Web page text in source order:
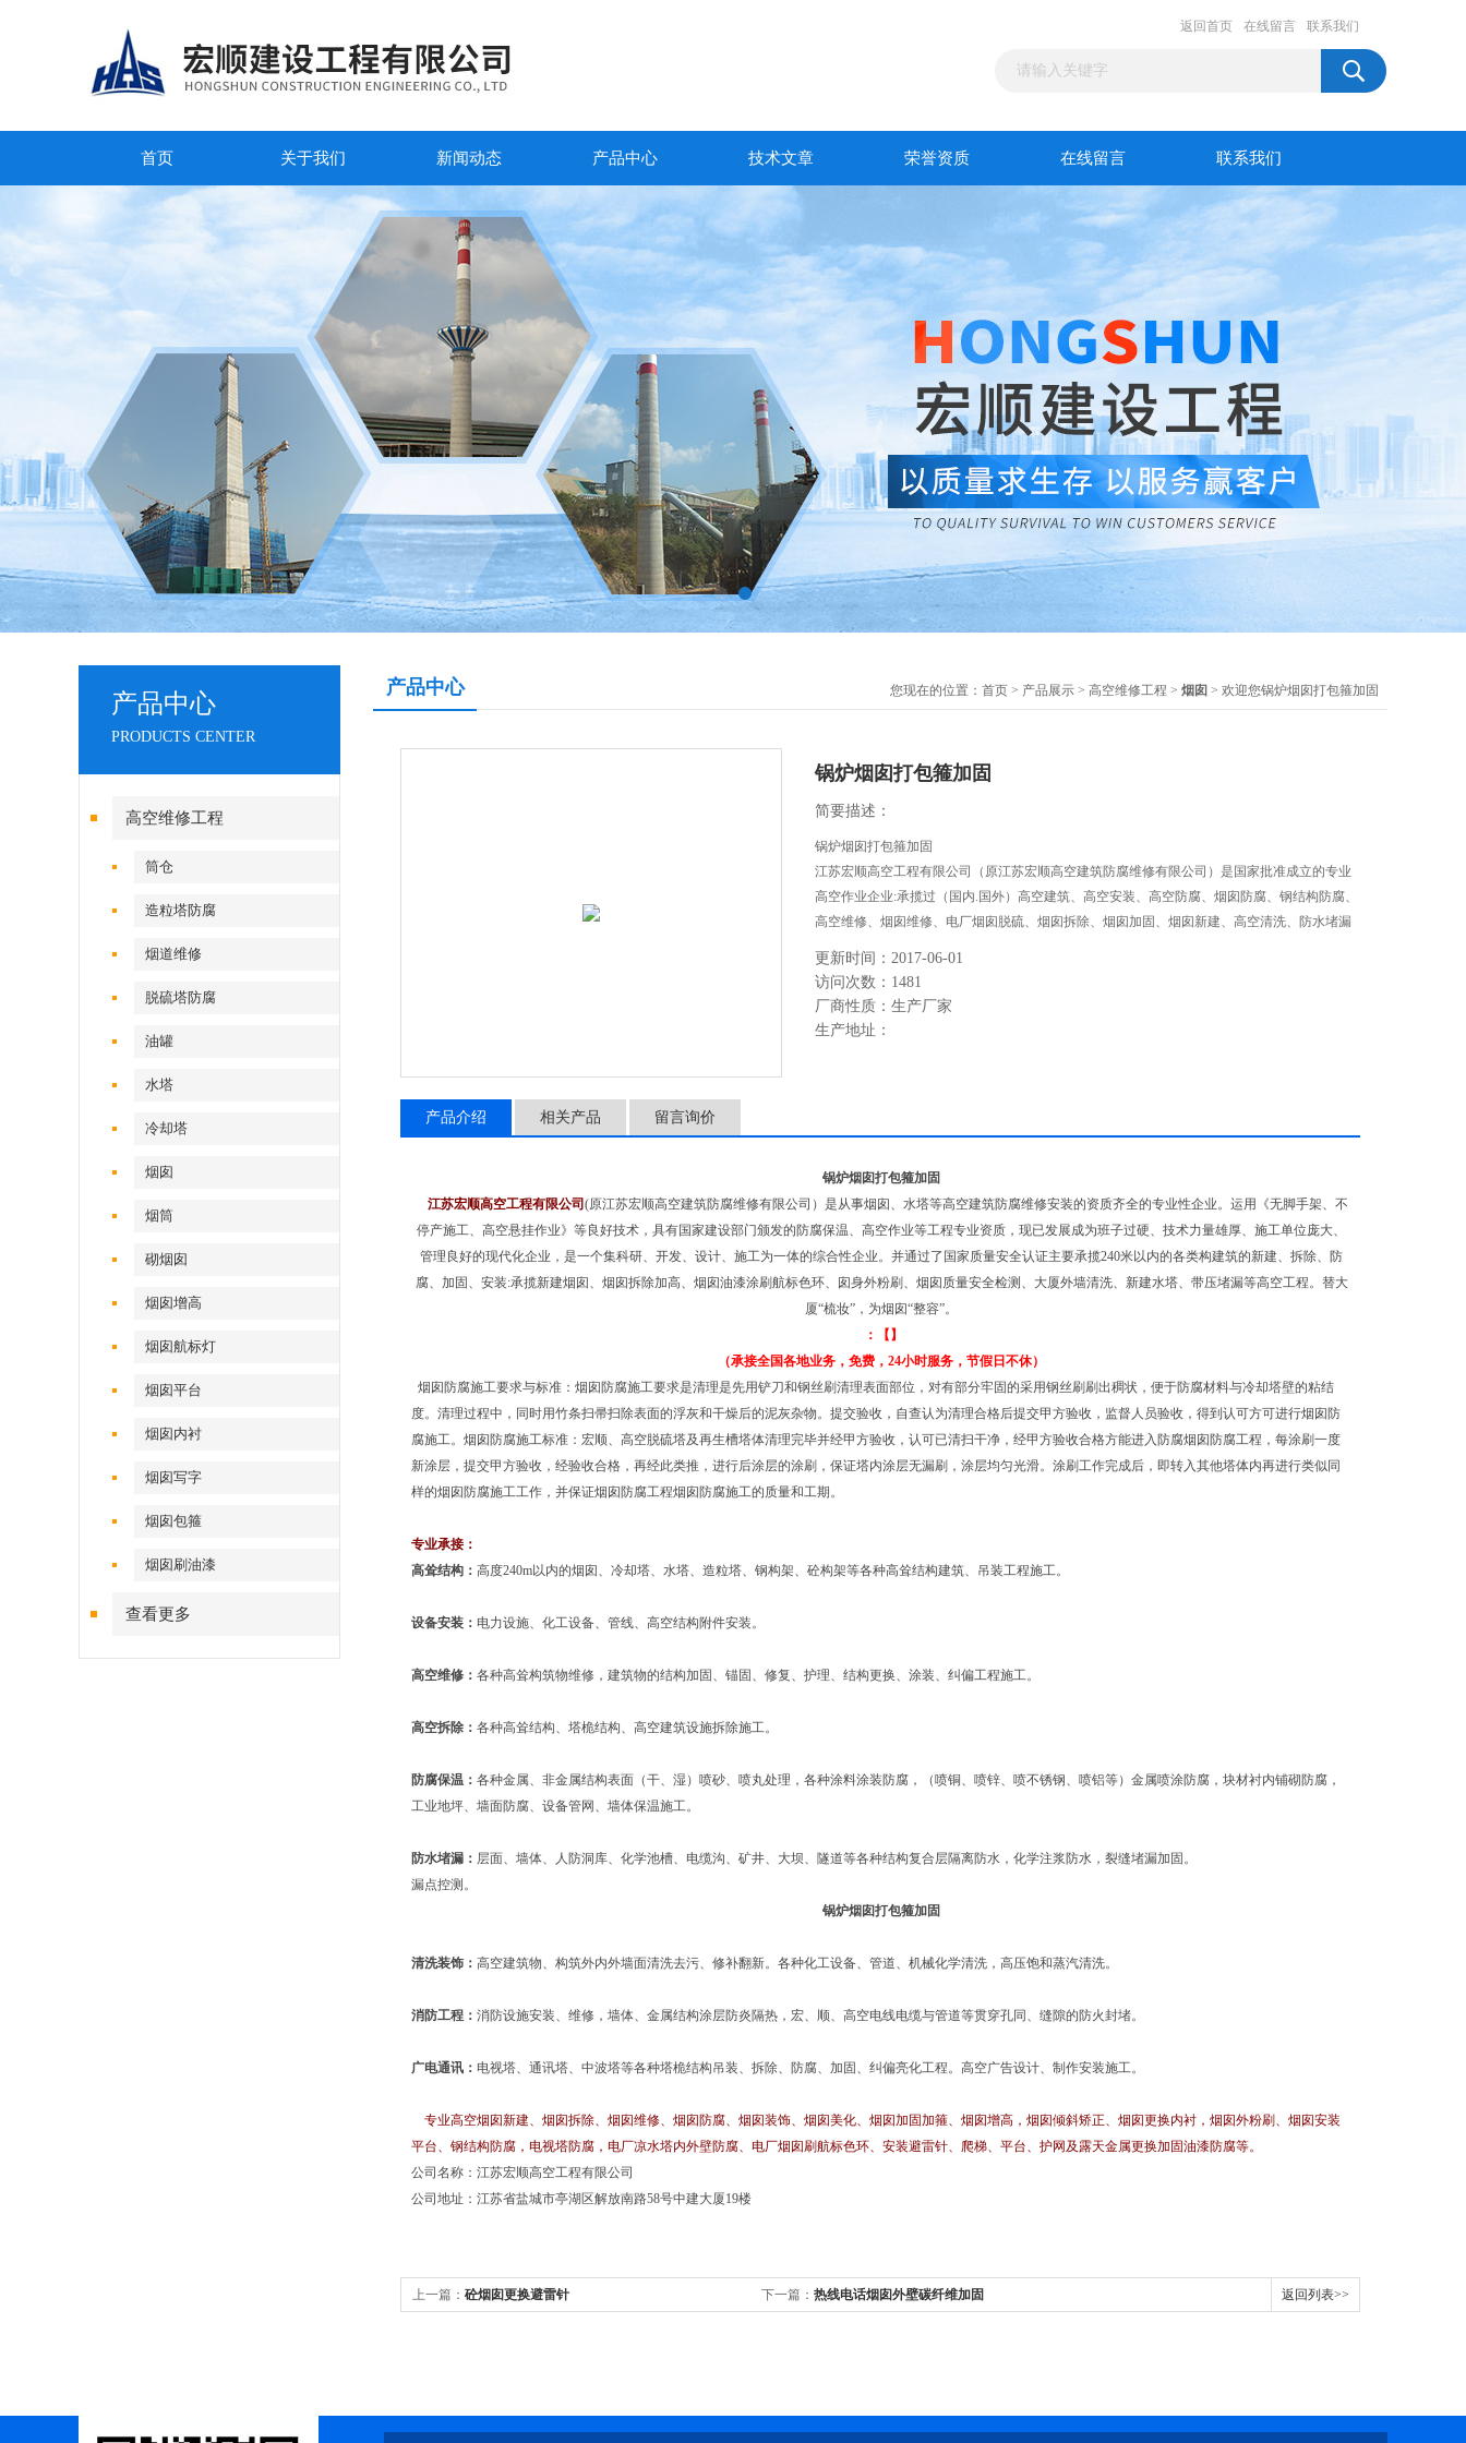
返回首页 在线留言 联系我们
首页 关于我们 新闻动态 产品中心 技术文章 荣誉资质 在线留言 联系我们
产品中心
PRODUCTS CENTER
高空维修工程
筒仓
造粒塔防腐
烟道维修
脱硫塔防腐
油罐
水塔
冷却塔
烟囱
烟筒
砌烟囱
烟囱增高
烟囱航标灯
烟囱平台
烟囱内衬
烟囱写字
烟囱包箍
烟囱刷油漆
查看更多
产品中心 您现在的位置： 首页 > 产品展示 > 高空维修工程 > 烟囱 > 欢迎您锅炉烟囱打包箍加固
锅炉烟囱打包箍加固
简要描述：
锅炉烟囱打包箍加固
江苏宏顺高空工程有限公司（原江苏宏顺高空建筑防腐维修有限公司）是国家批准成立的专业
高空作业企业:承揽过（国内.国外）高空建筑、高空安装、高空防腐、烟囱防腐、钢结构防腐、
高空维修、烟囱维修、电厂烟囱脱硫、烟囱拆除、烟囱加固、烟囱新建、高空清洗、防水堵漏
等高空作业工程。
更新时间：2017-06-01
访问次数：1481
厂商性质：生产厂家
生产地址：
产品介绍 相关产品 留言询价
锅炉烟囱打包箍加固
江苏宏顺高空工程有限公司(原江苏宏顺高空建筑防腐维修有限公司）是从事烟囱、水塔等高空建筑防腐维修安装的资质齐全的专业性企业。运用《无脚手架、不
停产施工、高空悬挂作业》等良好技术，具有国家建设部门颁发的防腐保温、高空作业等工程专业资质，现已发展成为班子过硬、技术力量雄厚、施工单位庞大、
管理良好的现代化企业，是一个集科研、开发、设计、施工为一体的综合性企业。并通过了国家质量安全认证主要承揽240米以内的各类构建筑的新建、拆除、防
腐、加固、安装:承揽新建烟囱、烟囱拆除加高、烟囱油漆涂刷航标色环、囱身外粉刷、烟囱质量安全检测、大厦外墙清洗、新建水塔、带压堵漏等高空工程。替大
厦“梳妆”，为烟囱“整容”。
：【】
（承接全国各地业务，免费，24小时服务，节假日不休）
烟囱防腐施工要求与标准：烟囱防腐施工要求是清理是先用铲刀和钢丝刷清理表面部位，对有部分牢固的采用钢丝刷刷出稠状，便于防腐材料与冷却塔壁的粘结
度。清理过程中，同时用竹条扫帚扫除表面的浮灰和干燥后的泥灰杂物。提交验收，自查认为清理合格后提交甲方验收，监督人员验收，得到认可方可进行烟囱防
腐施工。烟囱防腐施工标准：宏顺、高空脱硫塔及再生槽塔体清理完毕并经甲方验收，认可已清扫干净，经甲方验收合格方能进入防腐烟囱防腐工程，每涂刷一度
新涂层，提交甲方验收，经验收合格，再经此类推，进行后涂层的涂刷，保证塔内涂层无漏刷，涂层均匀光滑。涂刷工作完成后，即转入其他塔体内再进行类似同
样的烟囱防腐施工工作，并保证烟囱防腐工程烟囱防腐施工的质量和工期。
专业承接：
高耸结构： 高度240m以内的烟囱、冷却塔、水塔、造粒塔、钢构架、砼构架等各种高耸结构建筑、吊装工程施工。
设备安装： 电力设施、化工设备、管线、高空结构附件安装。
高空维修： 各种高耸构筑物维修，建筑物的结构加固、锚固、修复、护理、结构更换、涂装、纠偏工程施工。
高空拆除： 各种高耸结构、塔桅结构、高空建筑设施拆除施工。
防腐保温： 各种金属、非金属结构表面（干、湿）喷砂、喷丸处理，各种涂料涂装防腐，（喷铜、喷锌、喷不锈钢、喷铝等）金属喷涂防腐，块材衬内铺砌防腐，
工业地坪、墙面防腐、设备管网、墙体保温施工。
防水堵漏： 层面、墙体、人防洞库、化学池槽、电缆沟、矿井、大坝、隧道等各种结构复合层隔离防水，化学注浆防水，裂缝堵漏加固。
漏点控测。
锅炉烟囱打包箍加固
清洗装饰： 高空建筑物、构筑外内外墙面清洗去污、修补翻新。各种化工设备、管道、机械化学清洗，高压饱和蒸汽清洗。
消防工程： 消防设施安装、维修，墙体、金属结构涂层防炎隔热，宏、顺、高空电线电缆与管道等贯穿孔同、缝隙的防火封堵。
广电通讯： 电视塔、通讯塔、中波塔等各种塔桅结构吊装、拆除、防腐、加固、纠偏亮化工程。高空广告设计、制作安装施工。
专业高空烟囱新建、烟囱拆除、烟囱维修、烟囱防腐、烟囱装饰、烟囱美化、烟囱加固加箍、烟囱增高，烟囱倾斜矫正、烟囱更换内衬，烟囱外粉刷、烟囱安装
平台、钢结构防腐，电视塔防腐，电厂凉水塔内外壁防腐、电厂烟囱刷航标色环、安装避雷针、爬梯、平台、护网及露天金属更换加固油漆防腐等。
公司名称：江苏宏顺高空工程有限公司
公司地址：江苏省盐城市亭湖区解放南路58号中建大厦19楼
上一篇： 砼烟囱更换避雷针 下一篇： 热线电话烟囱外壁碳纤维加固 返回列表>>